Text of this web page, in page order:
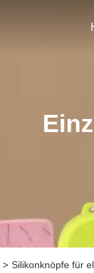
> Silikonknöpfe für